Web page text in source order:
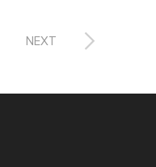

NEXT